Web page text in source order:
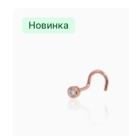
Новинка